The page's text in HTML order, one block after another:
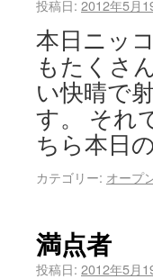
投稿日: 2012年5月
本日ニッ
もたくさ
い快晴で
す。 それ
ちら本
カテゴリー: オープ
満点者
投稿日: 2012年5月